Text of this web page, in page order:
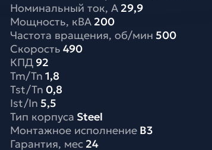
Номинальный ток, A 29,9
Мощность, кВА 200
Частота вращения, об/мин 500
Скорость 490
КПД 92
Tm/Tn 1,8
Tst/Tn 0,8
Ist/In 5,5
Тип корпуса Steel
Монтажное исполнение B3
Гарантия, мес 24